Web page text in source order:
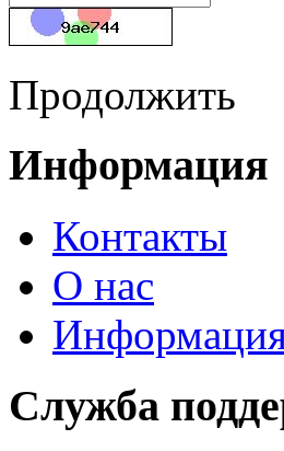
Продолжить
Информация
Контакты
О нас
Служба